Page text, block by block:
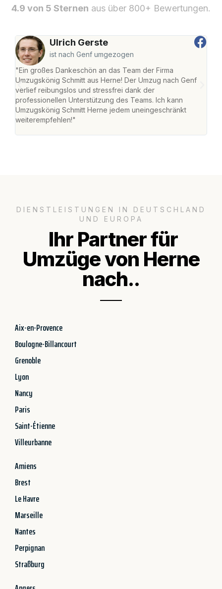
4.9 von 5 Sternen aus über 800+ Bewertungen.
Ulrich Gerste
ist nach Genf umgezogen
"Ein großes Dankeschön an das Team der Firma
Umzugskönig Schmitt aus Herne! Der Umzug nach Genf
verlief reibungslos und stressfrei dank der
professionellen Unterstützung des Teams. Ich kann
Umzugskönig Schmitt Herne jedem uneingeschränkt
weiterempfehlen!"
DIENSTLEISTUNGEN IN DEUTSCHLAND
UND EUROPA
Ihr Partner für
Umzüge von Herne
nach..
Aix-en-Provence
Boulogne-Billancourt
Grenoble
Lyon
Nancy
Paris
Saint-Étienne
Villeurbanne
Amiens
Brest
Le Havre
Marseille
Nantes
Perpignan
Straßburg